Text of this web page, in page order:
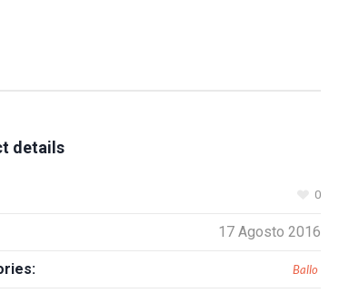
details
0
17 Agosto 2016
Ballo